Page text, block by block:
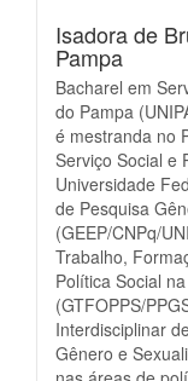
Isadora de
Pampa
Bacharel em
do Pampa
é mestranda no
Serviço Social e
Universidade
de Pesquisa
(GEEP/CNPq/
Trabalho,
Política Social
(GTFOPPS/
Interdisciplinar
Gênero e